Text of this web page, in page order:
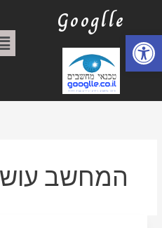
פתח סרגל
Googlle
המחשב
ג
ו
י